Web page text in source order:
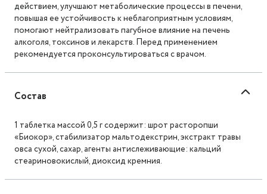
действием, улучшают метаболические процессы в печени,
повышая ее устойчивость к неблагоприятным условиям,
помогают нейтрализовать пагубное влияние на печень
алкоголя, токсинов и лекарств. Перед применением
рекомендуется проконсультироваться с врачом.
Состав
1 таблетка массой 0,5 г содержит: шрот расторопши
«Биокор», стабилизатор мальтодекстрин, экстракт травы
овса сухой, сахар, агенты антислеживающие: кальций
стеариновокислый, диоксид кремния.